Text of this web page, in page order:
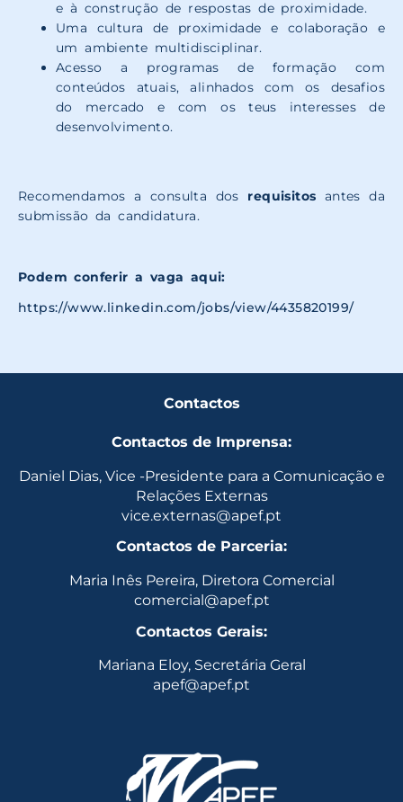
e à construção de respostas de proximidade.
Uma cultura de proximidade e colaboração e
um ambiente multidisciplinar.
Acesso a programas de formação com
conteúdos atuais, alinhados com os desafios
do mercado e com os teus interesses de
desenvolvimento.
Recomendamos a consulta dos requisitos antes da
submissão da candidatura.
Podem conferir a vaga aqui:
https://www.linkedin.com/jobs/view/4435820199/
Contactos
Contactos de Imprensa:
Daniel Dias, Vice -Presidente para a Comunicação e
Relações Externas
vice.externas@apef.pt
Contactos de Parceria:
Maria Inês Pereira, Diretora Comercial
comercial@apef.pt
Contactos Gerais:
Mariana Eloy, Secretária Geral
apef@apef.pt